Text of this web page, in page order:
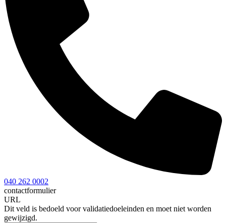
040 262 0002
contactformulier
URL
Dit veld is bedoeld voor validatiedoeleinden en moet niet worden
gewijzigd.